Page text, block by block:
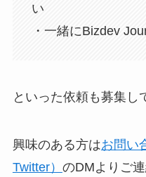
い
・一緒にBizdev
といった依頼も募集し
興味のある方はお問い
Twitter） のDMよりご